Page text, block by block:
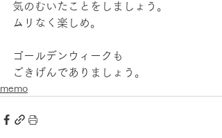
気のむいたことをしましょう。
ムリなく楽しめ。
ゴールデンウィークも
ごきげんでありましょう。
memo